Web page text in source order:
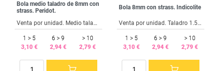
Bola medio taladro de 8mm con
strass. Peridot.
Venta por unidad. Medio taladro de 1,5mm.
1 > 5
3,10 €
6 > 9
2,94 €
> 10
2,79 €
Bola 8mm con strass. Indicolite
Venta por unidad. Taladro 1.5mm.
1 > 5
3,10 €
6 > 9
2,94 €
> 10
2,79 €